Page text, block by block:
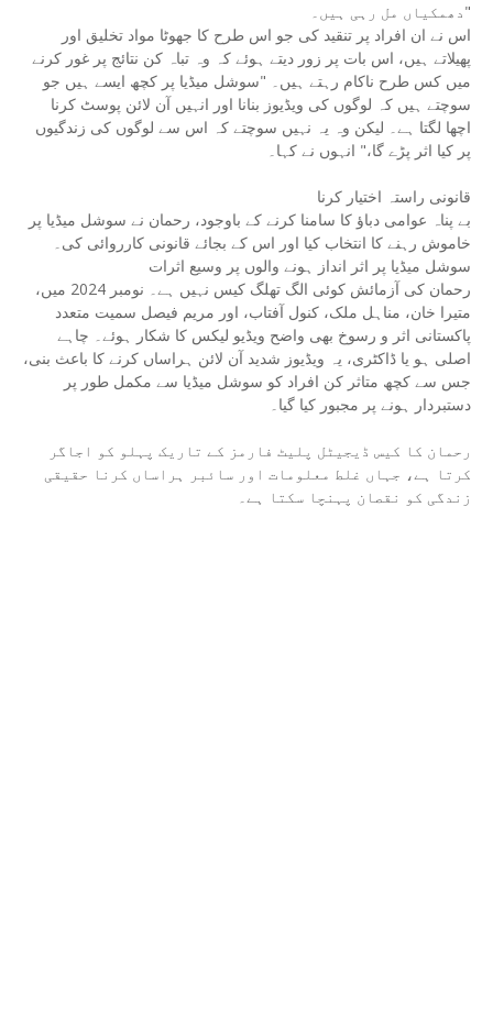
دھمکیاں مل رہی ہیں۔"
اس نے ان افراد پر تنقید کی جو اس طرح کا جھوٹا مواد تخلیق اور
پھیلاتے ہیں، اس بات پر زور دیتے ہوئے کہ وہ تباہ کن نتائج پر غور کرنے
میں کس طرح ناکام رہتے ہیں۔ "سوشل میڈیا پر کچھ ایسے ہیں جو
سوچتے ہیں کہ لوگوں کی ویڈیوز بنانا اور انہیں آن لائن پوسٹ کرنا
اچھا لگتا ہے۔ لیکن وہ یہ نہیں سوچتے کہ اس سے لوگوں کی زندگیوں
پر کیا اثر پڑے گا،" انہوں نے کہا۔
قانونی راستہ اختیار کرنا
بے پناہ عوامی دباؤ کا سامنا کرنے کے باوجود، رحمان نے سوشل میڈیا پر
خاموش رہنے کا انتخاب کیا اور اس کے بجائے قانونی کارروائی کی۔
سوشل میڈیا پر اثر انداز ہونے والوں پر وسیع اثرات
رحمان کی آزمائش کوئی الگ تھلگ کیس نہیں ہے۔ نومبر 2024 میں،
متیرا خان، مناہل ملک، کنول آفتاب، اور مریم فیصل سمیت متعدد
پاکستانی اثر و رسوخ بھی واضح ویڈیو لیکس کا شکار ہوئے۔ چاہے
اصلی ہو یا ڈاکٹری، یہ ویڈیوز شدید آن لائن ہراساں کرنے کا باعث بنی،
جس سے کچھ متاثر کن افراد کو سوشل میڈیا سے مکمل طور پر
دستبردار ہونے پر مجبور کیا گیا۔
رحمان کا کیس ڈیجیٹل پلیٹ فارمز کے تاریک پہلو کو اجاگر
کرتا ہے، جہاں غلط معلومات اور سائبر ہراساں کرنا حقیقی
زندگی کو نقصان پہنچا سکتا ہے۔